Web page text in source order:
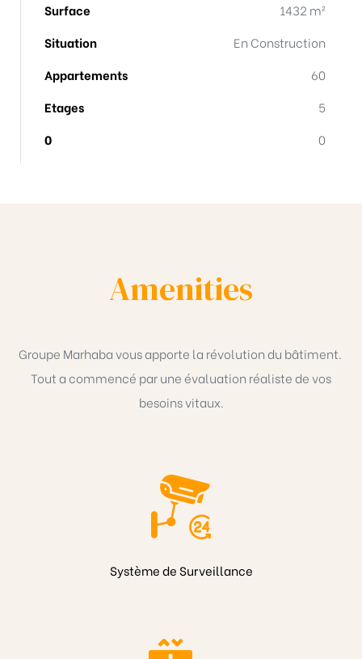
Surface
1432 m²
Situation
En Construction
Appartements
60
Etages
5
0
0
Amenities
Groupe Marhaba vous apporte la révolution du bâtiment.
Tout a commencé par une évaluation réaliste de vos
besoins vitaux.
Système de Surveillance